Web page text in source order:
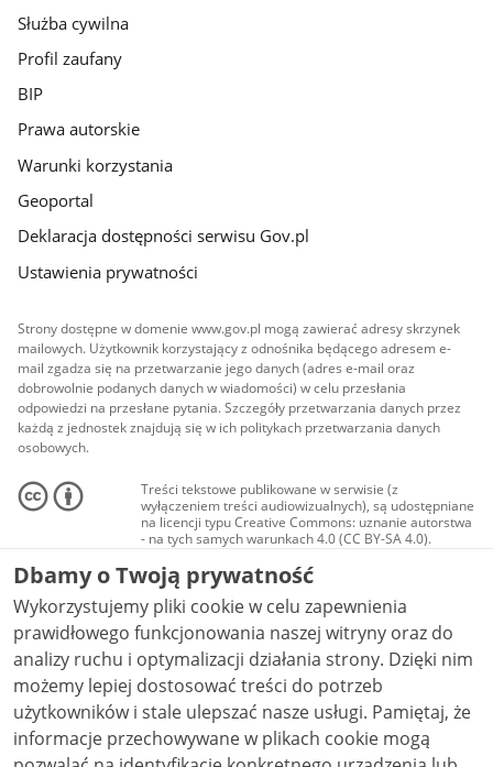
Służba cywilna
Profil zaufany
BIP
Prawa autorskie
Warunki korzystania
Geoportal
Deklaracja dostępności serwisu Gov.pl
Ustawienia prywatności
Strony dostępne w domenie www.gov.pl mogą zawierać adresy skrzynek
mailowych. Użytkownik korzystający z odnośnika będącego adresem e-
mail zgadza się na przetwarzanie jego danych (adres e-mail oraz
dobrowolnie podanych danych w wiadomości) w celu przesłania
odpowiedzi na przesłane pytania. Szczegóły przetwarzania danych przez
każdą z jednostek znajdują się w ich politykach przetwarzania danych
osobowych.
Treści tekstowe publikowane w serwisie (z
wyłączeniem treści audiowizualnych), są udostępniane
na licencji typu Creative Commons: uznanie autorstwa
- na tych samych warunkach 4.0 (CC BY-SA 4.0).
Materiały audiowizualne, w tym zdjęcia, materiały
audio i wideo, są udostępniane na licencji typu
Creative Commons: uznanie autorstwa użycie
niekomercyjne - bez utworów zależnych 4.0 (CC BY-
NC-ND 4.0), o ile nie jest to stwierdzone inaczej.
Dbamy o Twoją prywatność
Wykorzystujemy pliki cookie w celu zapewnienia
prawidłowego funkcjonowania naszej witryny oraz do
analizy ruchu i optymalizacji działania strony. Dzięki nim
możemy lepiej dostosować treści do potrzeb
użytkowników i stale ulepszać nasze usługi. Pamiętaj, że
informacje przechowywane w plikach cookie mogą